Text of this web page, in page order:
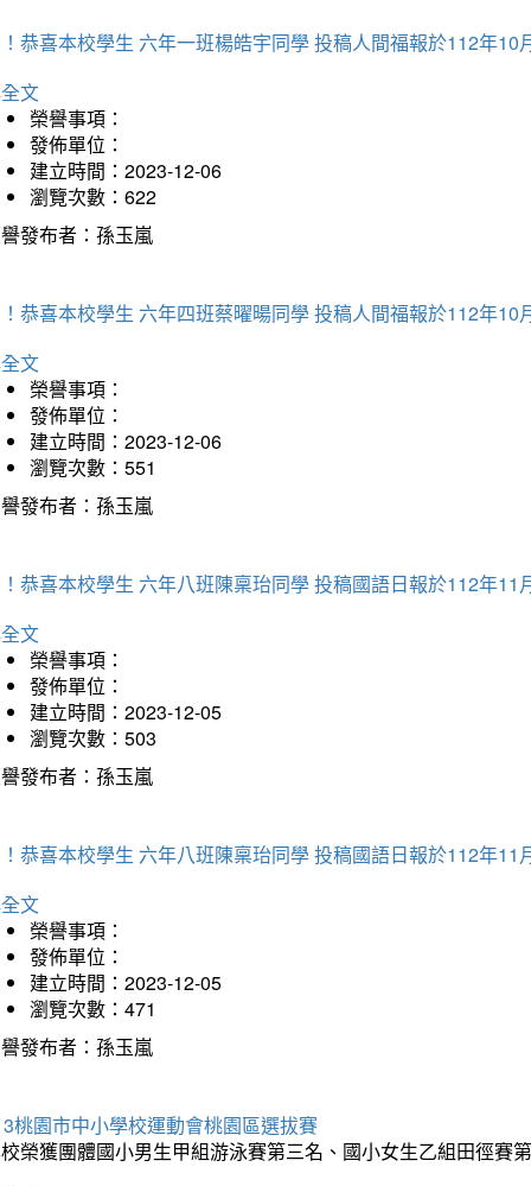
恭喜本校學生 六年一班楊皓宇同學 投稿人間福報於112年10
文
榮譽事項：
發佈單位：
建立時間：2023-12-06
瀏覽次數：622
發布者：孫玉嵐
恭喜本校學生 六年四班蔡曜暘同學 投稿人間福報於112年10
文
榮譽事項：
發佈單位：
建立時間：2023-12-06
瀏覽次數：551
發布者：孫玉嵐
恭喜本校學生 六年八班陳稟珆同學 投稿國語日報於112年11
文
榮譽事項：
發佈單位：
建立時間：2023-12-05
瀏覽次數：503
發布者：孫玉嵐
恭喜本校學生 六年八班陳稟珆同學 投稿國語日報於112年11
文
榮譽事項：
發佈單位：
建立時間：2023-12-05
瀏覽次數：471
發布者：孫玉嵐
桃園市中小學校運動會桃園區選拔賽
榮獲團體國小男生甲組游泳賽第三名、國小女生乙組田徑賽